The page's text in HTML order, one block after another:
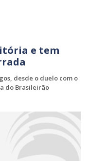
e tem
desde o duelo com o
do Brasileirão